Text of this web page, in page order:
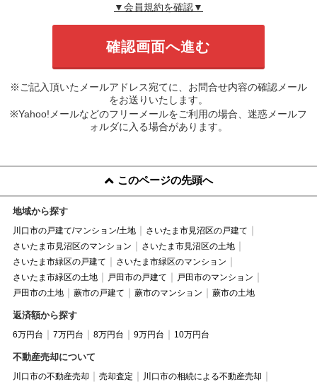
▼会員規約を確認▼
※ご記入頂いたメールアドレス宛てに、お問合せ内容の確認メール
をお送りいたします。
※Yahoo!メールなどのフリーメールをご利用の場合、迷惑メールフ
ォルダに入る場合があります。
このページの先頭へ
地域から探す
川口市の戸建て/マンション/土地
さいたま市見沼区の戸建て
さいたま市見沼区のマンション
さいたま市見沼区の土地
さいたま市緑区の戸建て
さいたま市緑区のマンション
さいたま市緑区の土地
戸田市の戸建て
戸田市のマンション
戸田市の土地
蕨市の戸建て 蕨市のマンション 蕨市の土地
返済額から探す
6万円台 7万円台 8万円台 9万円台 10万円台
不動産売却について
川口市の不動産売却 売却査定
川口市の相続による不動産売却